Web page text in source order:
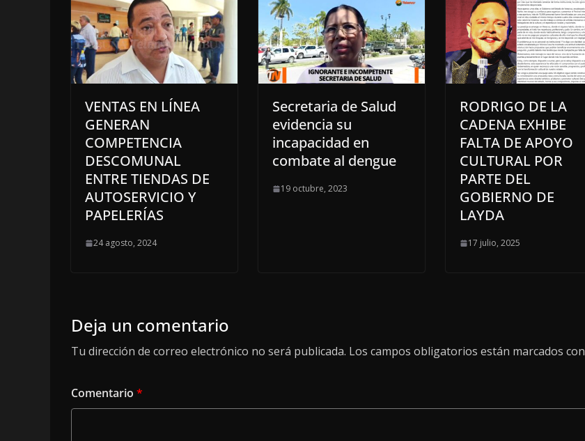
VENTAS EN LÍNEA
GENERAN
COMPETENCIA
DESCOMUNAL
ENTRE TIENDAS DE
AUTOSERVICIO Y
PAPELERÍAS
24 agosto, 2024
Secretaria de Salud
evidencia su
incapacidad en
combate al dengue
19 octubre, 2023
RODRIGO DE LA
CADENA EXHIBE
FALTA DE APOYO
CULTURAL POR
PARTE DEL
GOBIERNO DE
LAYDA
17 julio, 2025
Deja un comentario
Tu dirección de correo electrónico no será publicada. Los campos obligatorios están marcados con
Comentario *